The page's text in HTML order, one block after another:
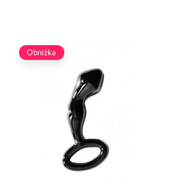
Obniżka